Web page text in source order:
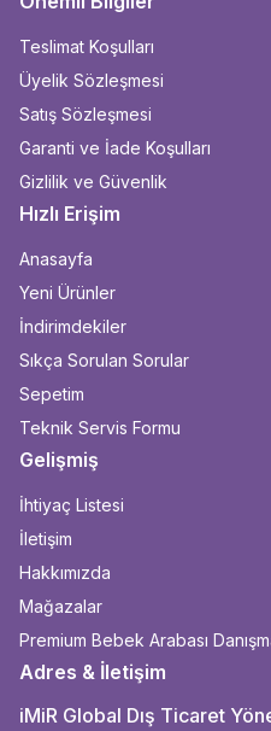
Teslimat Koşulları
Üyelik Sözleşmesi
Satış Sözleşmesi
Garanti ve İade Koşulları
Gizlilik ve Güvenlik
Hızlı Erişim
Anasayfa
Yeni Ürünler
İndirimdekiler
Sıkça Sorulan Sorular
Sepetim
Teknik Servis Formu
Gelişmiş
İhtiyaç Listesi
İletişim
Hakkımızda
Mağazalar
Premium Bebek Arabası
Adres & İletişim
iMiR Global Dış Ticaret